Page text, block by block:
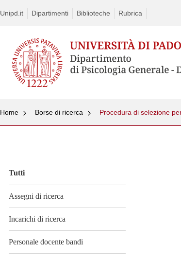
Unipd.it Dipartimenti Biblioteche Rubrica
Home Borse di ricerca
Tutti
Assegni di ricerca
Incarichi di ricerca
Personale docente bandi